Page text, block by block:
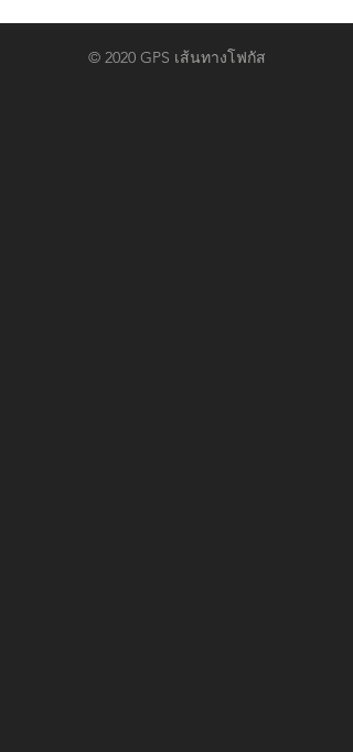
© 2020 GPS เส้นทางโฟกัส